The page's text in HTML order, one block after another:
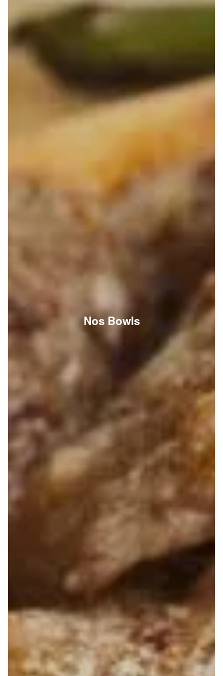
Nos Bowls